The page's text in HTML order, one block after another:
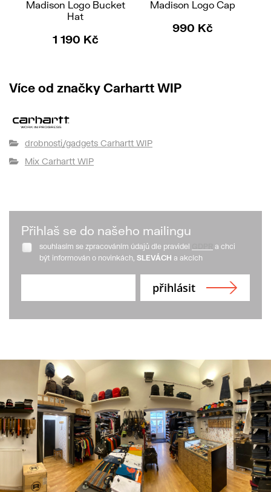
Madison Logo Bucket
Hat
1 190 Kč
Madison Logo Cap
990 Kč
Více od značky Carhartt WIP
drobnosti/gadgets Carhartt WIP
Mix Carhartt WIP
Přihlaš se do našeho mailingu
souhlasím se zpracováním údajů dle pravidel
a chci
být informován o novinkách, SLEVÁCH a akcích